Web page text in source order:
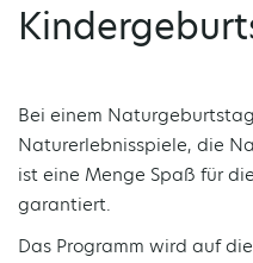
Bei einem
Naturerlebnisspiele, die
ist eine Menge Spaß für
garantiert.
Das Programm wird auf